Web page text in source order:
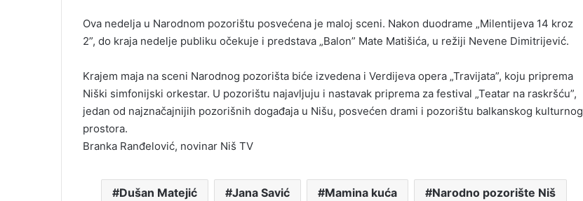
Ova nedelja u Narodnom pozorištu posvećena je maloj sceni. Nakon duodrame „Milentijeva 14 kroz
2”, do kraja nedelje publiku očekuje i predstava „Balon” Mate Matišića, u režiji Nevene Dimitrijević.
Krajem maja na sceni Narodnog pozorišta biće izvedena i Verdijeva opera „Travijata”, koju priprema
Niški simfonijski orkestar. U pozorištu najavljuju i nastavak priprema za festival „Teatar na raskršću”,
jedan od najznačajnijih pozorišnih događaja u Nišu, posvećen drami i pozorištu balkanskog kulturnog
prostora.
Branka Ranđelović, novinar Niš TV
Dušan Matejić Jana Savić Mamina kuća Narodno pozorište Niš